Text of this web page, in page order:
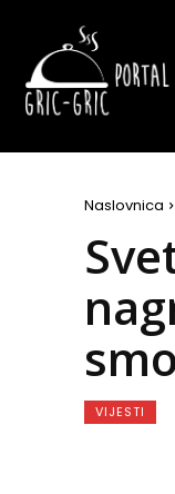
Naslovnica
VIJESTI